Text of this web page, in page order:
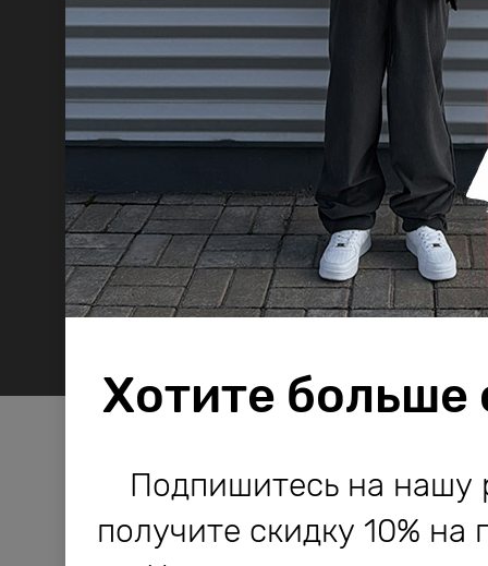
Компания Bodo
и другие технологии,
Компания Bodo
и другие технологии,
Хотите больше
Подпишитесь на нашу
получите скидку 10% на